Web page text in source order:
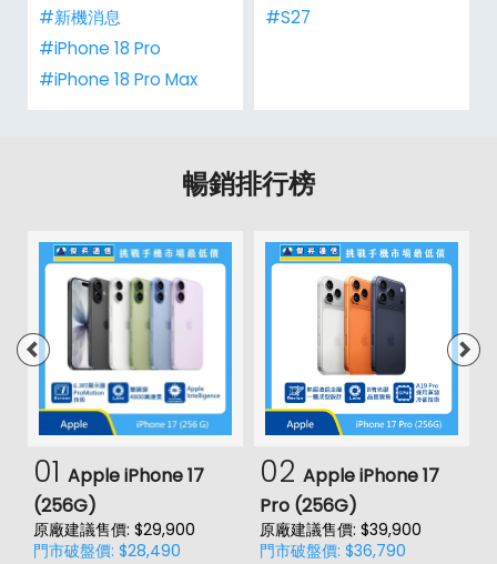
#新機消息
#iPhone 18 Pro
#iPhone 18 Pro Max
#S27
暢銷排行榜
01 Apple iPhone 17
(256G)
原廠建議售價: $29,900
門市破盤價: $28,490
02 Apple iPhone 17
Pro (256G)
原廠建議售價: $39,900
門市破盤價: $36,790